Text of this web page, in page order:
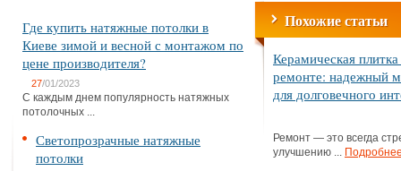
Где купить натяжные потолки в
Киеве зимой и весной с монтажом по
цене производителя?
27/01/2023
С каждым днем популярность натяжных
потолочных ...
Светопрозрачные натяжные
потолки
Похожие статьи
Керамическая плитка
ремонте: надежный
для долговечного
Ремонт — это всегда
улучшению ...